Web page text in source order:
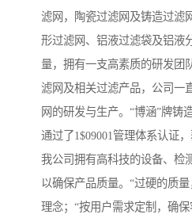
滤网，陶瓷过滤网及铸造过滤
形过滤网、铝液过滤袋及铝液
量，拥有一支高素质的研发团
滤网及相关过滤产品，公司一
网的研发与生产。“博涵”牌铸
通过了1$09001管理体系认证
我公司拥有高科技的设备、检
以确保产品质量。“过硬的质
理念；“按用户需求定制，确